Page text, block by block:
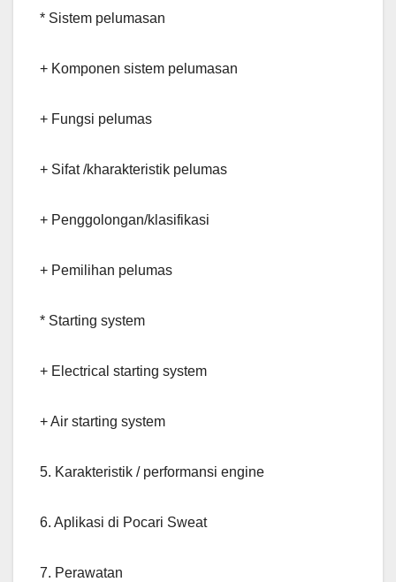
* Sistem pelumasan
+ Komponen sistem pelumasan
+ Fungsi pelumas
+ Sifat /kharakteristik pelumas
+ Penggolongan/klasifikasi
+ Pemilihan pelumas
* Starting system
+ Electrical starting system
+ Air starting system
5. Karakteristik / performansi engine
6. Aplikasi di Pocari Sweat
7. Perawatan